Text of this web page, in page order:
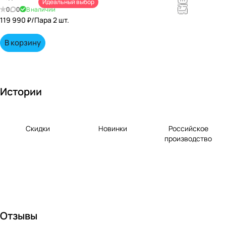
непревзойд
0 0 В наличии
Идеальный выбор
119 990 ₽/Пара 2 шт.
В корзину
Истории
Скидки Новинки
Российское
производство
Отзывы